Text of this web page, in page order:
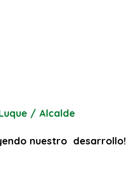
/ Alcalde
nuestro desarrollo!